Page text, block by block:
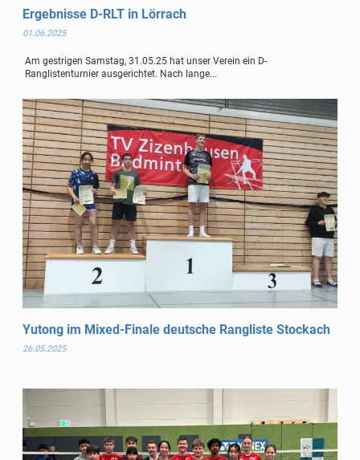
Ergebnisse D-RLT in Lörrach
01.06.2025
Am gestrigen Samstag, 31.05.25 hat unser Verein ein D-
Ranglistenturnier ausgerichtet. Nach lange...
Yutong im Mixed-Finale deutsche Rangliste Stockach
26.05.2025